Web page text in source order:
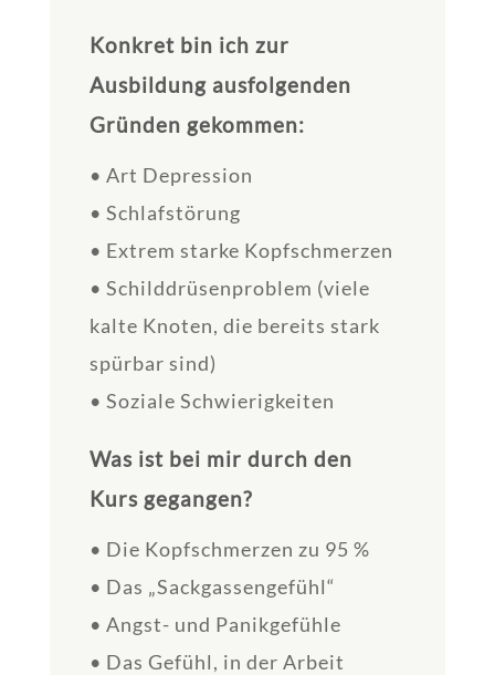
Konkret bin ich zur
Ausbildung ausfolgenden
Gründen gekommen:
• Art Depression
• Schlafstörung
• Extrem starke Kopfschmerzen
• Schilddrüsenproblem (viele
kalte Knoten, die bereits stark
spürbar sind)
• Soziale Schwierigkeiten
Was ist bei mir durch den
Kurs gegangen?
• Die Kopfschmerzen zu 95 %
• Das „Sackgassengefühl“
• Angst- und Panikgefühle
• Das Gefühl, in der Arbeit